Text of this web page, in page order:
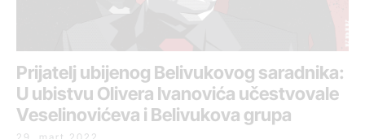
Prijatelj ubijenog Belivukovog saradnika:
U ubistvu Olivera Ivanovića učestvovale
Veselinovićeva i Belivukova grupa